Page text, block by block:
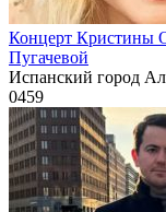
Концерт Кристины
Пугачевой
Испанский город
0459